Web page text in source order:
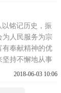
礼盒。礼盒由
供，免费赠送给
老兵。从...
铭记历史，振
为人民服务为宗
有奉献精神的优
坚持不懈地从事
员不为名不为
2018-06-03 10:06